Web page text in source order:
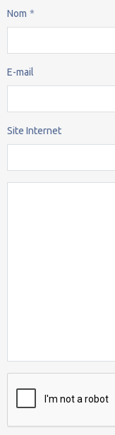
Nom
E-mail
Site Internet